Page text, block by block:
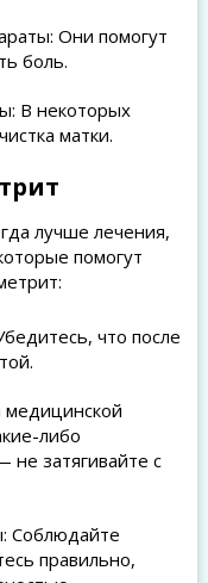
Они помогут
боль.
В некоторых
матки.
лучше лечения,
помогут
что после
либо
затягивайте с
Соблюдайте
правильно,